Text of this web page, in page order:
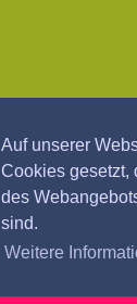
Auf unserer
Cookies gesetzt,
des
sind.
Weitere